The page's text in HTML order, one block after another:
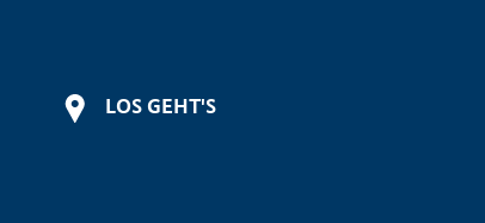
LOS GEHT'S